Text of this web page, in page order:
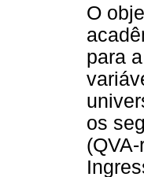
O
para
os